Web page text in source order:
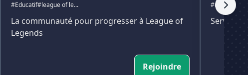
#Educatif#league of le...
La communauté pour progresser à League of
Legends
Rejoindre
#csgo#lol
Serveur